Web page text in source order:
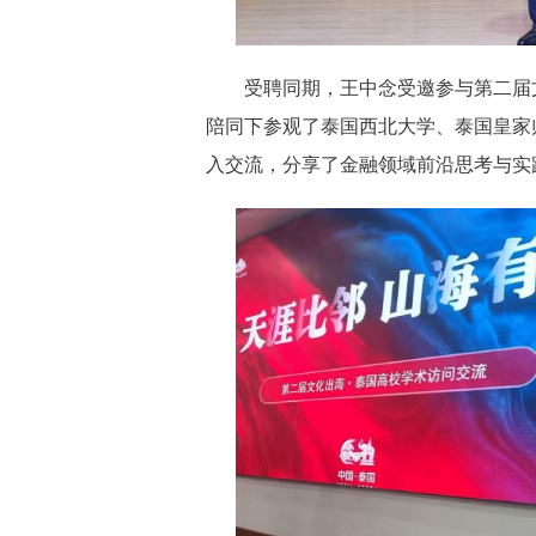
受聘同期，王中念受邀参与第二届
陪同下参观了泰国西北大学、泰国皇
入交流，分享了金融领域前沿思考与